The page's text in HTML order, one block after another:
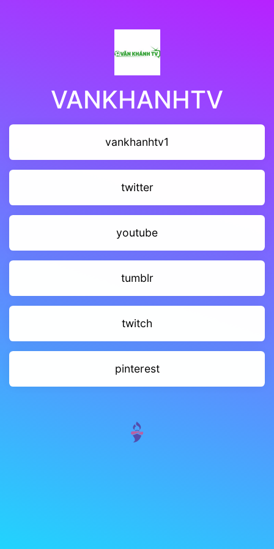
VANKHANHTV
vankhanhtv1
twitter
youtube
tumblr
twitch
pinterest